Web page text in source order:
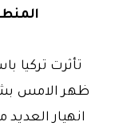
تأثرت تركيا
انهيار